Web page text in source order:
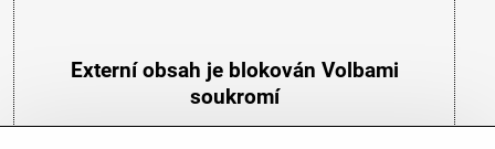
Externí obsah je blokován Volbami
soukromí
Přejete si načíst externí obsah?